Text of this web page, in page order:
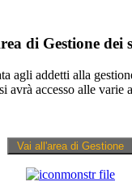
di Gestione dei
agli addetti alla
avrà accesso alle varie